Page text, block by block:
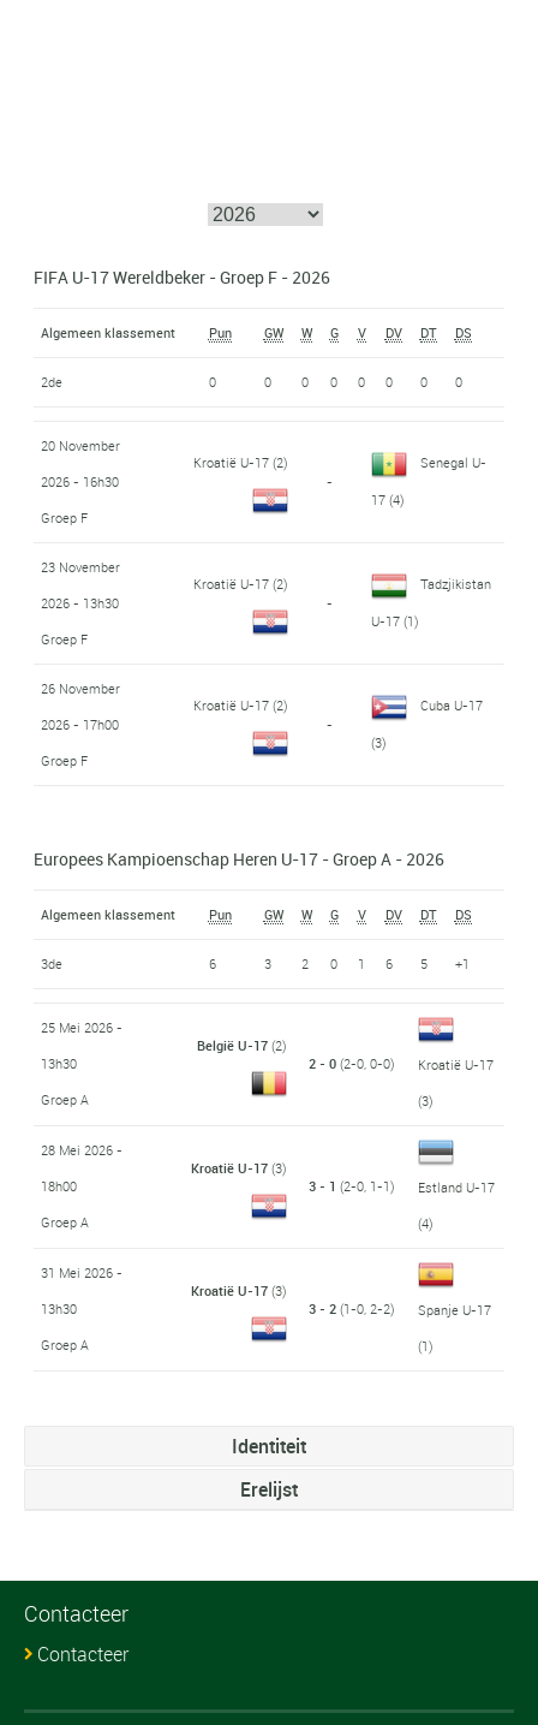
FIFA U-17 Wereldbeker - Groep F - 2026
Algemeen klassement Pun GW W G V DV DT DS
2de 0 0 0 0 0 0 0 0
20 November
2026 - 16h30
Groep F
Kroatië U-17(2)
-
Senegal U-
17(4)
23 November
2026 - 13h30
Groep F
Kroatië U-17(2)
-
Tadzjikistan
U-17(1)
26 November
2026 - 17h00
Groep F
Kroatië U-17(2)
-
Cuba U-17
(3)
Europees Kampioenschap Heren U-17 - Groep A - 2026
Algemeen klassement Pun GW W G V DV DT DS
3de 6 3 2 0 1 6 5 +1
25 Mei 2026 -
13h30
Groep A
België U-17(2)
2 - 0 (2-0, 0-0)
Kroatië U-17
(3)
28 Mei 2026 -
18h00
Groep A
Kroatië U-17(3)
3 - 1 (2-0, 1-1)
Estland U-17
(4)
31 Mei 2026 -
13h30
Groep A
Kroatië U-17(3)
3 - 2 (1-0, 2-2)
Spanje U-17
(1)
Identiteit
Erelijst
Contacteer
Contacteer